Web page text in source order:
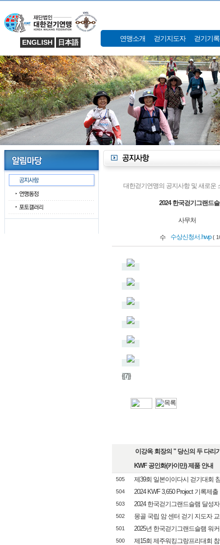
ENGLISH 日本語 연맹소개 걷기지도자 걷기기
대한걷기연맹의 공지사항 및 새로운
2024 한국걷기그랜드
사무처
수상신청서.hwp (
{{7}}
이강옥 회장의 " 당신의 두 다리
KWF 공인화(카이만) 제품 안내
505 제39회 일본이이다시 걷기대회
504 2024 KWF 3,650 Project 기록제출
503 2024 한국걷기그랜드슬램 달성
502 몽골 국립 암 센터 걷기 지도자
501 2025년 한국걷기그랜드슬램 워커
500 제15회 제주워킹그랑프리대회